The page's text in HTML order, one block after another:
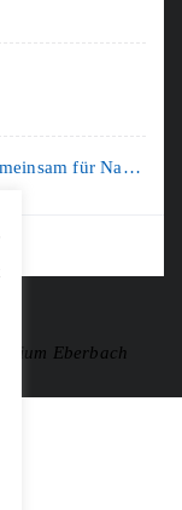
Kooperation mit der KLIMA ARENA: Gemeinsam für Nachhaltigkeit und Klimaschutz
Eberbach